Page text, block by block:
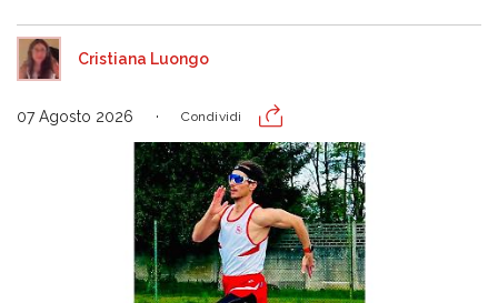
Cristiana Luongo
07 Agosto 2026 Condividi